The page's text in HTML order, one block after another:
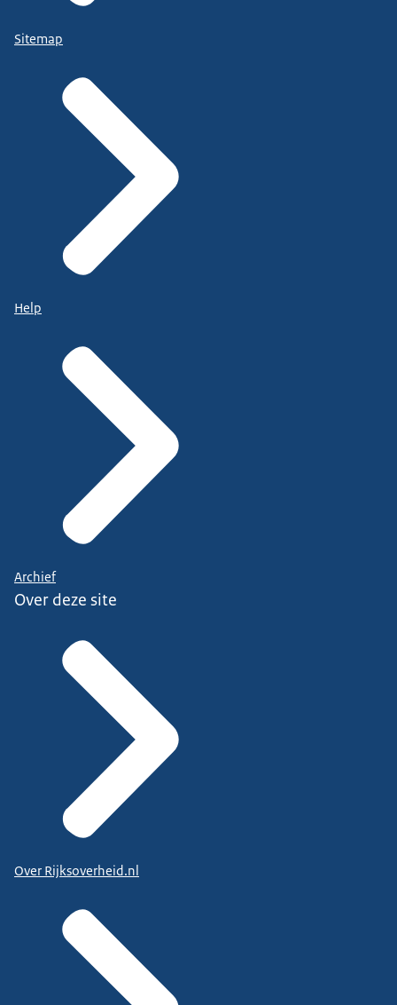
Sitemap
Help
Archief
Over deze site
Over Rijksoverheid.nl